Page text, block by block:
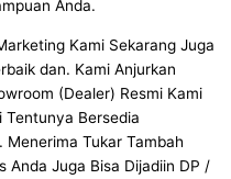
Anda.
Kami Sekarang Juga
dan. Kami Anjurkan
(Dealer) Resmi Kami
Tentunya Bersedia
Menerima Tukar Tambah
Anda Juga Bisa Dijadiin DP /